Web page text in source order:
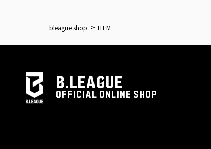
bleague shop ITEM
B.LEAGUE
OFFICIAL ONLINE SHOP